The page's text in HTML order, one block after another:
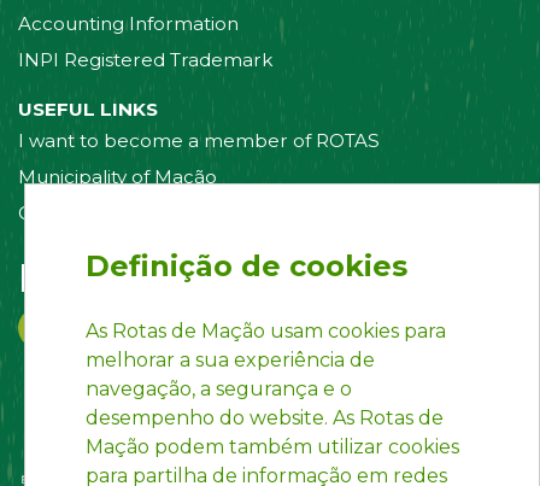
Accounting Information
INPI Registered Trademark
USEFUL LINKS
I want to become a member of ROTAS
Municipality of Mação
Contact us
Follow us on:
Definição de cookies
As Rotas de Mação usam cookies para
melhorar a sua experiência de
navegação, a segurança e o
desempenho do website. As Rotas de
Mação podem também utilizar cookies
para partilha de informação em redes